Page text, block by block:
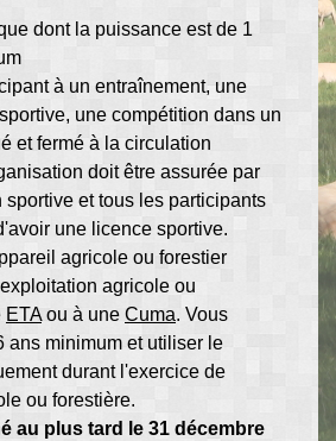
dont la puissance est de 1
à un entraînement, une
une compétition dans un
et fermé à la circulation
doit être assurée par
sportive et tous les participants
une licence sportive.
agricole ou forestier
agricole ou
ETAou à une Cuma. Vous
ans minimum et utiliser le
durant l'exercice de
ou forestière.
au plus tard le 31 décembre